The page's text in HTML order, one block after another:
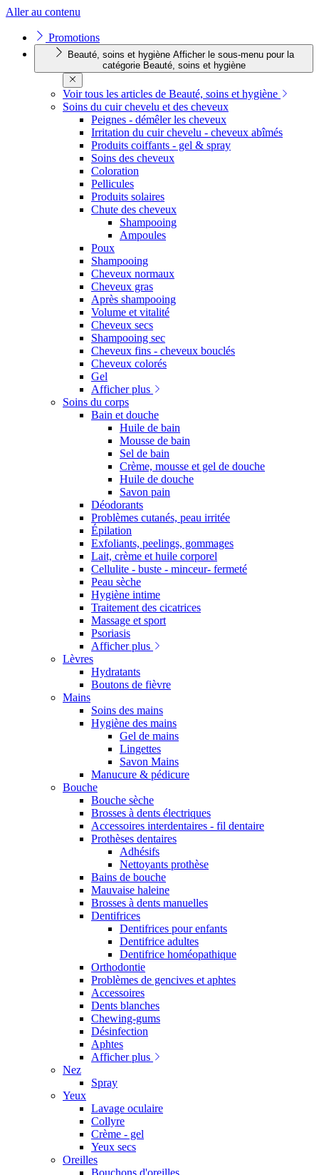
Aller au contenu
Promotions
Beauté, soins et hygiène Afficher le sous-menu pour la
catégorie Beauté, soins et hygiène
Voir tous les articles de Beauté, soins et hygiène
Soins du cuir chevelu et des cheveux
Peignes - démêler les cheveux
Irritation du cuir chevelu - cheveux abîmés
Produits coiffants - gel & spray
Soins des cheveux
Coloration
Pellicules
Produits solaires
Chute des cheveux
Shampooing
Ampoules
Poux
Shampooing
Cheveux normaux
Cheveux gras
Après shampooing
Volume et vitalité
Cheveux secs
Shampooing sec
Cheveux fins - cheveux bouclés
Cheveux colorés
Gel
Afficher plus
Soins du corps
Bain et douche
Huile de bain
Mousse de bain
Sel de bain
Crème, mousse et gel de douche
Huile de douche
Savon pain
Déodorants
Problèmes cutanés, peau irritée
Épilation
Exfoliants, peelings, gommages
Lait, crème et huile corporel
Cellulite - buste - minceur- fermeté
Peau sèche
Hygiène intime
Traitement des cicatrices
Massage et sport
Psoriasis
Afficher plus
Lèvres
Hydratants
Boutons de fièvre
Mains
Soins des mains
Hygiène des mains
Gel de mains
Lingettes
Savon Mains
Manucure & pédicure
Bouche
Bouche sèche
Brosses à dents électriques
Accessoires interdentaires - fil dentaire
Prothèses dentaires
Adhésifs
Nettoyants prothèse
Bains de bouche
Mauvaise haleine
Brosses à dents manuelles
Dentifrices
Dentifrices pour enfants
Dentifrice adultes
Dentifrice homéopathique
Orthodontie
Problèmes de gencives et aphtes
Accessoires
Dents blanches
Chewing-gums
Désinfection
Aphtes
Afficher plus
Nez
Spray
Yeux
Lavage oculaire
Collyre
Crème - gel
Yeux secs
Oreilles
Bouchons d'oreilles